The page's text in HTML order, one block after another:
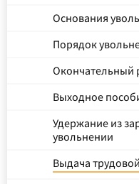
Основания
Порядок
Окончательный
Выходное
Удержание из
увольнении
Выдача